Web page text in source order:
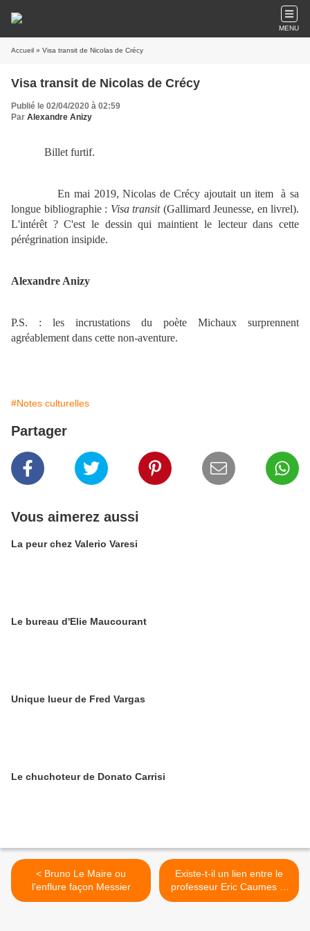
MENU
Accueil » Visa transit de Nicolas de Crécy
Visa transit de Nicolas de Crécy
Publié le 02/04/2020 à 02:59
Par Alexandre Anizy
Billet furtif.
En mai 2019, Nicolas de Crécy ajoutait un item à sa
longue bibliographie : Visa transit(Gallimard Jeunesse, en livrel).
L'intérêt ? C'est le dessin qui maintient le lecteur dans cette
pérégrination insipide.
Alexandre Anizy
P.S. : les incrustations du poète Michaux surprennent
agréablement dans cette non-aventure.
#Notes culturelles
Partager
Vous aimerez aussi
La peur chez Valerio Varesi
Le bureau d'Elie Maucourant
Unique lueur de Fred Vargas
Le chuchoteur de Donato Carrisi
< Bruno Le Maire ou
l'enflure façon Messier
Existe-t-il un lien entre le
professeur Eric Caumes et
les laboratoires ? >